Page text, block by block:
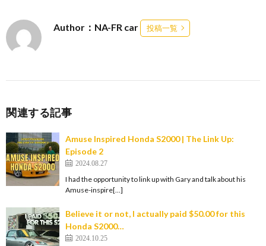
Author：NA-FR car 投稿一覧
関連する記事
Amuse Inspired Honda S2000 | The Link Up:
Episode 2
2024.08.27
I had the opportunity to link up with Gary and talk about his
Amuse-inspire[…]
Believe it or not, I actually paid $50.00 for this
Honda S2000…
2024.10.25